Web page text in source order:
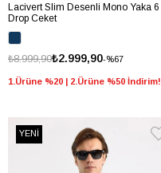
Lacivert Slim Desenli Mono Yaka 6
Drop Ceket
%67
₺2.999,90
₺8.999,90
1.Ürüne %20 | 2.Ürüne %50 İndirim!
YENİ